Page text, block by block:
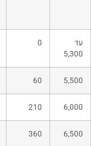
עד
5,300
0
5,500
60
6,000
210
6,500
360